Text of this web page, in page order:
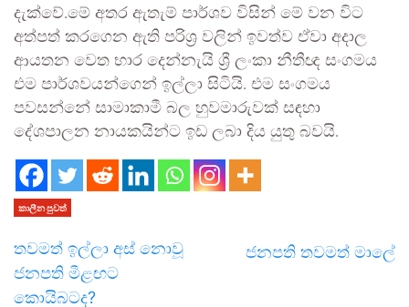
දැක්වේ.මේ අතර ඇතැම් පාර්ශව විසින් මේ වන විට
අත්පත් කරගෙන ඇති පරිශ්‍ර වලින් ඉවත්ව ඒවා අදාල
ආයතන වෙත භාර දෙන්නැයි ශ්‍රී ලංකා නීතීඥ සංගමය
එම පාර්ශවයන්ගෙන් ඉල්ලා සිටියි. එම සංගමය
පවසන්නේ සාමාකාමී බල හුවමාරුවක් සඳහා
දේශපාලන නායකයින්ට ඉඩ ලබා දිය යුතු බවයි.
කාලීන පුවත්
තවමත් ඉල්ලා අස් නොවූ
ජනපති මීළඟට
කොයිබටද?
ජනපති තවමත් මාලේ